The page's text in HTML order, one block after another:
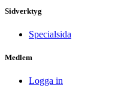
Sidverktyg
Specialsida
Medlem
Logga in